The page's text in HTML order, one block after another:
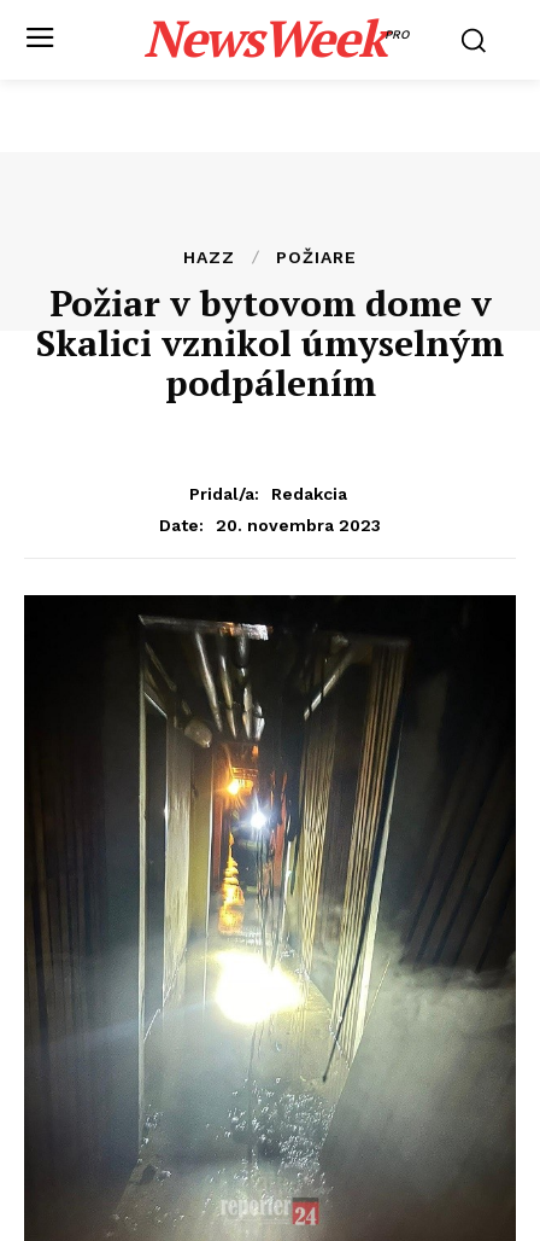
NewsWeekPRO
HAZZ POŽIARE
Požiar v bytovom dome v
Skalici vznikol úmyselným
podpálením
Pridal/a:
Redakcia
Date:
20. novembra 2023